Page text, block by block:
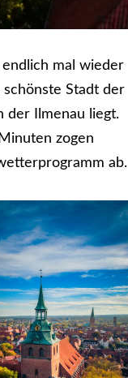
mal wieder
Stadt der
der Ilmenau liegt.
zogen
ab.